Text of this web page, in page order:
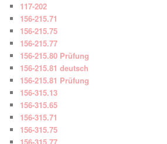
117-202
156-215.71
156-215.75
156-215.77
156-215.80 Prüfung
156-215.81 deutsch
156-215.81 Prüfung
156-315.13
156-315.65
156-315.71
156-315.75